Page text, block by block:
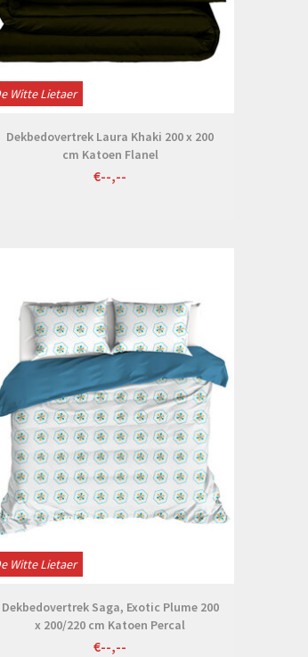
Witte Lietaer
Dekbedovertrek Laura Khaki 200 x 200
cm Katoen Flanel
€--,--
Witte Lietaer
Dekbedovertrek Saga, Exotic Plume 200
x 200/220 cm Katoen Percal
€--,--